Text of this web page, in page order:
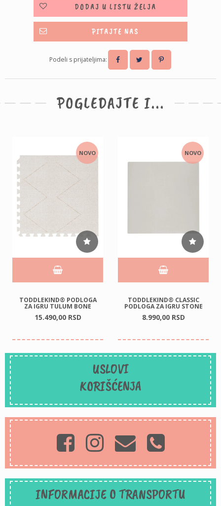
DODAJ U LISTU ŽELJA
PITAJTE NAS
Podeli s prijateljima:
POGLEDAJTE I...
NOVO
TODDLEKIND® PODLOGA
ZA IGRU TULUM BONE
15.490,00 RSD
NOVO
TODDLEKIND® CLASSIC
PODLOGA ZA IGRU STONE
8.990,00 RSD
USLOVI
KORIŠĆENJA
INFORMACIJE O TRANSPORTU